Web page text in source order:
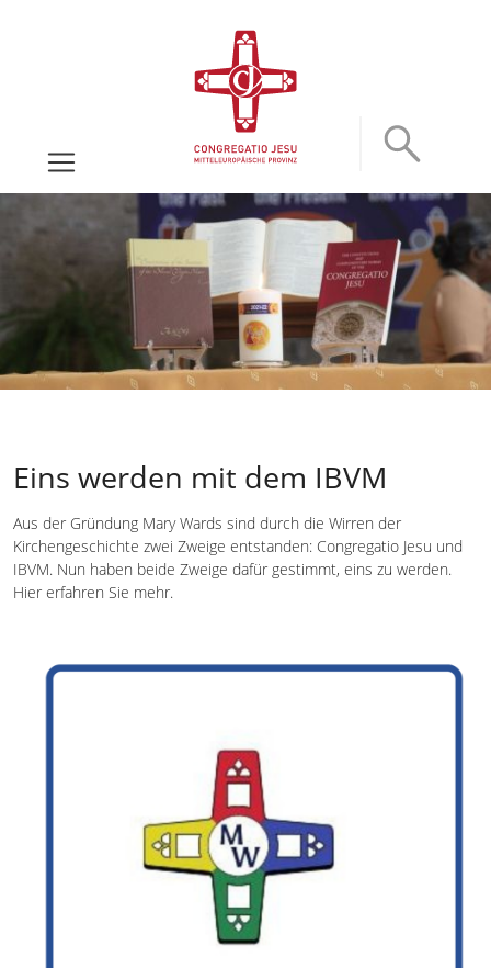
Eins werden mit dem IBVM
Aus der Gründung Mary Wards sind durch die Wirren der
Kirchengeschichte zwei Zweige entstanden: Congregatio Jesu und
IBVM. Nun haben beide Zweige dafür gestimmt, eins zu werden.
Hier erfahren Sie mehr.